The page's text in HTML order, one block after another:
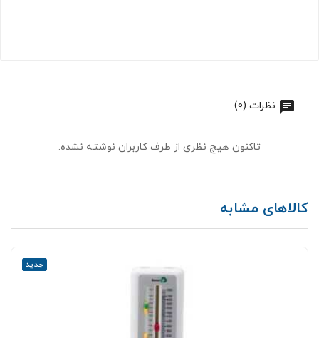
نظرات (0)
تاکنون هیچ نظری از طرف کاربران نوشته نشده.
کالاهای مشابه
جدید